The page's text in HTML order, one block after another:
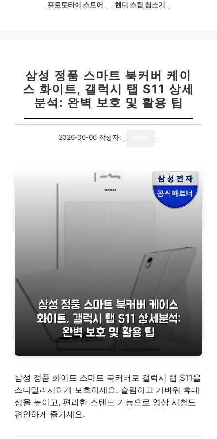
프로토타이 스토어
, 핸디 스팀 청소기
삼성 정품 스마트 북커버 케이
스 화이트, 갤럭시 탭 S11 상세
분석: 완벽 보호 및 활용 팁
2026-06-06 작성자:
삼성 정품 화이트 스마트 북커버로 갤럭시 탭 S11을
스타일리시하게 보호하세요. 슬림하고 가벼워 휴대
성을 높이고, 편리한 스탠드 기능으로 영상 시청도
편안하게 즐기세요.